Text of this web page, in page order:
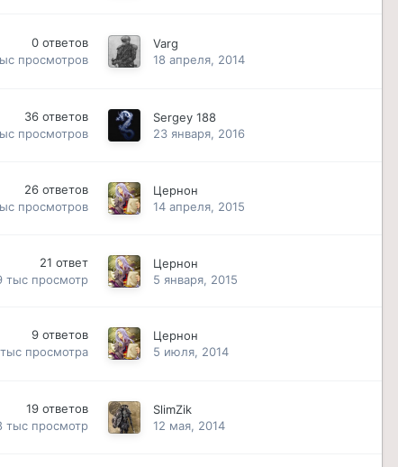
0 ответов
просмотров
Varg
18 апреля, 2014
36 ответов
просмотров
Sergey 188
23 января, 2016
26 ответов
просмотров
Цернон
14 апреля, 2015
21 ответ
тыс просмотр
Цернон
5 января, 2015
9 ответов
просмотра
Цернон
5 июля, 2014
19 ответов
тыс просмотр
SlimZik
12 мая, 2014